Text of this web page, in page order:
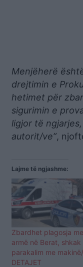
Menjëherë
drejtimin e
hetimet për
sigurimin e
ligjor të
autorit/ve”,
Lajme të ngjashme:
Zbardhet plagosja me
armë në Berat, shkak
parakalim me makinë/
DETAJET